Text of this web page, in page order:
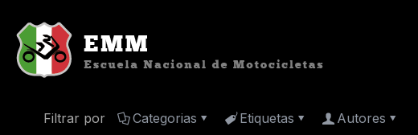
Filtrar por
Categorias Etiquetas Autores